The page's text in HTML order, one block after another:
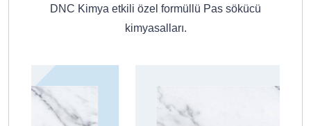
DNC Kimya etkili özel formüllü Pas sökücü
kimyasalları.